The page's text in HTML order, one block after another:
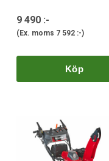
9 490 :-
(Ex. moms 7 592 :-)
Köp